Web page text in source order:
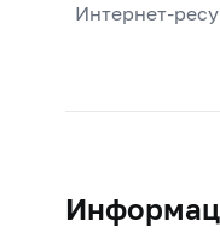
Интернет-